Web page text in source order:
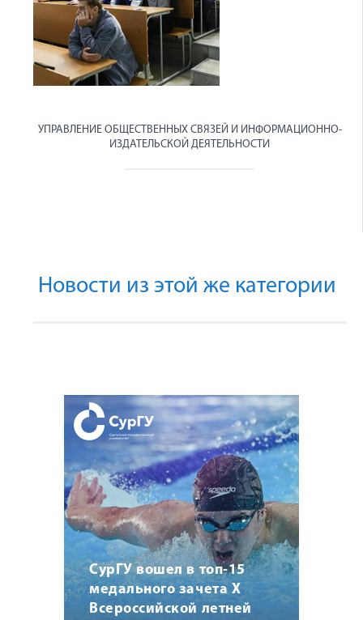
УПРАВЛЕНИЕ ОБЩЕСТВЕННЫХ СВЯЗЕЙ И ИНФОРМАЦИОННО-
ИЗДАТЕЛЬСКОЙ ДЕЯТЕЛЬНОСТИ
Новости из этой же категории
СурГУ вошел в топ-15
медального зачета X
Всероссийской летней